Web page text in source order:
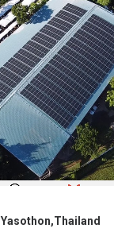
Yasothon,Thailand